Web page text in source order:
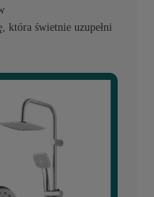
która świetnie uzupełni